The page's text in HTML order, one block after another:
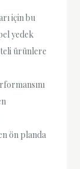
için bu
yedek
ürünlere
ön planda